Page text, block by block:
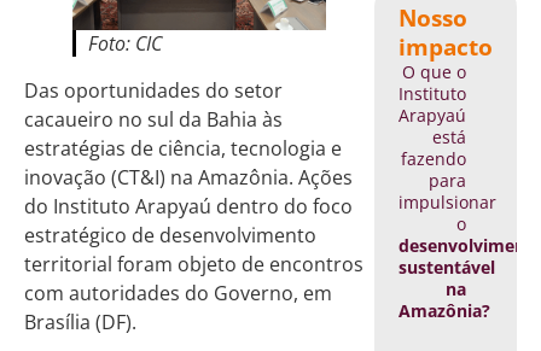
Nosso
impacto
O que o
Instituto
Arapyaú
está
fazendo
para
impulsionar
o
sustentável
na
Amazônia?
Foto: CIC
Das oportunidades do setor
cacaueiro no sul da Bahia às
estratégias de ciência, tecnologia e
inovação (CT&I) na Amazônia. Ações
do Instituto Arapyaú dentro do foco
estratégico de desenvolvimento
territorial foram objeto de encontros
com autoridades do Governo, em
Brasília (DF).